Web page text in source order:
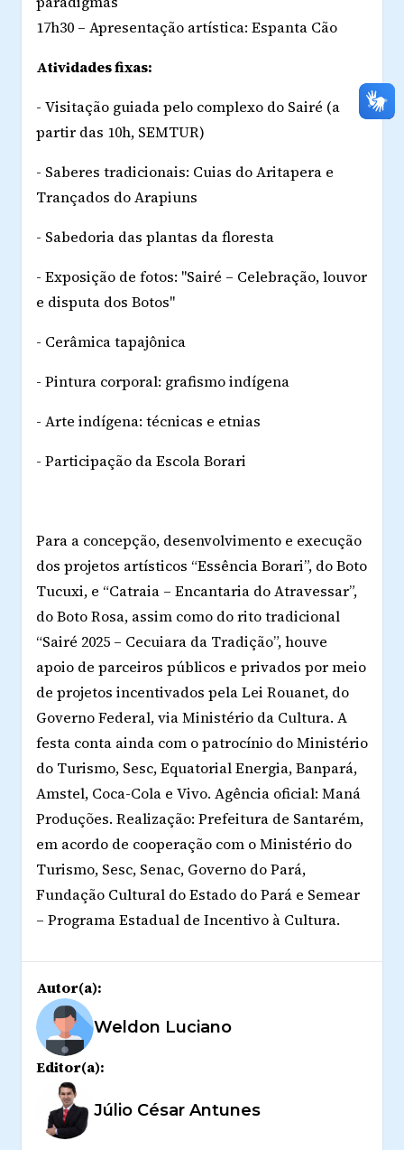
17h30 – Apresentação artística: Espanta Cão
Atividades fixas:
- Visitação guiada pelo complexo do Sairé (a
partir das 10h, SEMTUR)
- Saberes tradicionais: Cuias do Aritapera e
Trançados do Arapiuns
- Sabedoria das plantas da floresta
- Exposição de fotos: "Sairé – Celebração, louvor
e disputa dos Botos"
- Cerâmica tapajônica
- Pintura corporal: grafismo indígena
- Arte indígena: técnicas e etnias
- Participação da Escola Borari
Para a concepção, desenvolvimento e execução
dos projetos artísticos “Essência Borari”, do Boto
Tucuxi, e “Catraia – Encantaria do Atravessar”,
do Boto Rosa, assim como do rito tradicional
“Sairé 2025 – Cecuiara da Tradição”, houve
apoio de parceiros públicos e privados por meio
de projetos incentivados pela Lei Rouanet, do
Governo Federal, via Ministério da Cultura. A
festa conta ainda com o patrocínio do Ministério
do Turismo, Sesc, Equatorial Energia, Banpará,
Amstel, Coca-Cola e Vivo. Agência oficial: Maná
Produções. Realização: Prefeitura de Santarém,
em acordo de cooperação com o Ministério do
Turismo, Sesc, Senac, Governo do Pará,
Fundação Cultural do Estado do Pará e Semear
– Programa Estadual de Incentivo à Cultura.
Autor(a):
Weldon Luciano
Editor(a):
Júlio César Antunes